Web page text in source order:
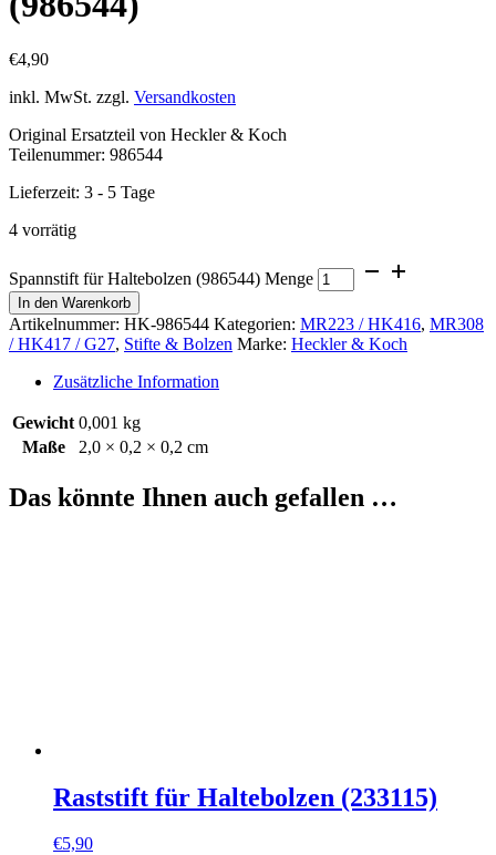
€4,90
inkl. MwSt. zzgl. Versandkosten
Original Ersatzteil von Heckler & Koch
Teilenummer: 986544
Lieferzeit: 3 - 5 Tage
4 vorrätig
Spannstift für Haltebolzen (986544) Menge
In den Warenkorb
Artikelnummer: HK-986544 Kategorien: MR223 / HK416, MR308
/ HK417 / G27, Stifte & Bolzen Marke: Heckler & Koch
Zusätzliche Information
Gewicht 0,001 kg
Maße
2,0 × 0,2 × 0,2 cm
Das könnte Ihnen auch gefallen …
Raststift für Haltebolzen (233115)
€5,90